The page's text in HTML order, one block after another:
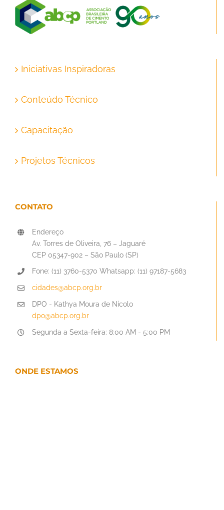
Iniciativas Inspiradoras
Conteúdo Técnico
Capacitação
Projetos Técnicos
CONTATO
Endereço
Av. Torres de Oliveira, 76 – Jaguaré
CEP 05347-902 – São Paulo (SP)
Fone: (11) 3760-5370 Whatsapp: (11) 97187-5683
cidades@abcp.org.br
DPO - Kathya Moura de Nicolo
dpo@abcp.org.br
Segunda a Sexta-feira: 8:00 AM - 5:00 PM
ONDE ESTAMOS